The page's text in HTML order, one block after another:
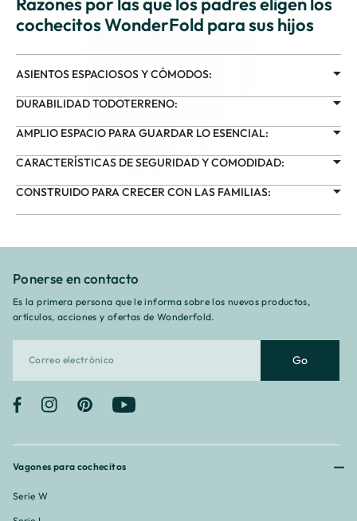
cochecitos WonderFold para sus hijos
ASIENTOS ESPACIOSOS Y CÓMODOS:
DURABILIDAD TODOTERRENO:
AMPLIO ESPACIO PARA GUARDAR LO ESENCIAL:
CARACTERÍSTICAS DE SEGURIDAD Y COMODIDAD:
CONSTRUIDO PARA CRECER CON LAS FAMILIAS:
Vagones para cochecitos
Serie W
Ponerse en contacto
Es la primera persona que le informa sobre los nuevos productos,
artículos, acciones y ofertas de Wonderfold.
Go
FacebookInstagramPinterest YouTube